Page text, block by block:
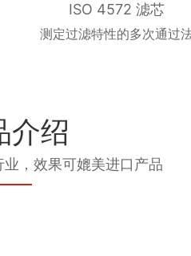
ISO 4572 滤芯
测定过滤特性的多次通过
介绍
，效果可媲美进口产品